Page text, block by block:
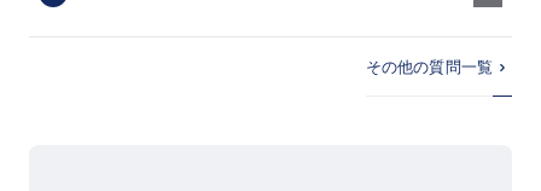
その他の質問一覧